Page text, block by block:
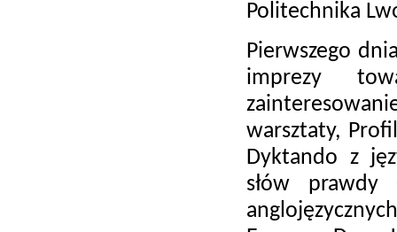
Politechnika
Pierwszego
imprezy
warsztaty,
Dyktando z
słów